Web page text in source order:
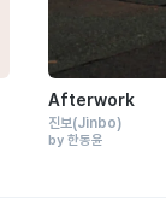
Afterwork
진보(Jinbo)
by 한동윤